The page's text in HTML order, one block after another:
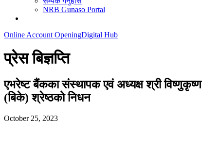
NRB Gunaso Portal
Online Account OpeningDigital Hub
प्रेस बिज्ञप्ति
एभरेष्ट बैंकका संस्थापक एवं अध्यक्ष श्री विष्णुकृष्ण
(बिके) श्रेष्ठको निधन
October 25, 2023